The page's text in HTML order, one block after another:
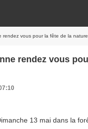
rendez vous pour la fête de la nature
rendez vous
13 mai dans la